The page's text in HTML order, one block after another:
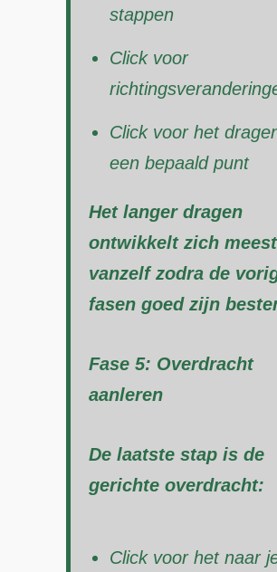
stappen
Click voor
Click voor het
een bepaald punt
Het langer dragen
ontwikkelt zich
vanzelf zodra de
fasen goed zijn
Fase 5: Overdracht
aanleren
De laatste stap is de
gerichte overdracht:
Click voor het naar